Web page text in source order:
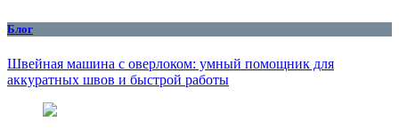
Блог
Швейная машина с оверлоком: умный помощник для
аккуратных швов и быстрой работы